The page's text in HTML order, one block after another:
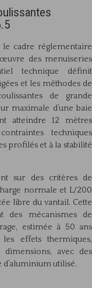
cadre réglementaire
des menuiseries
technique définit
et les méthodes de
de grande
maximale d’une baie
atteindre 12 mètres
techniques
profilés et à la stabilité
sur des critères de
normale et L/200
libre du vantail. Cette
des mécanismes de
estimée à 50 ans
effets thermiques,
avec des
d’aluminium utilisé.